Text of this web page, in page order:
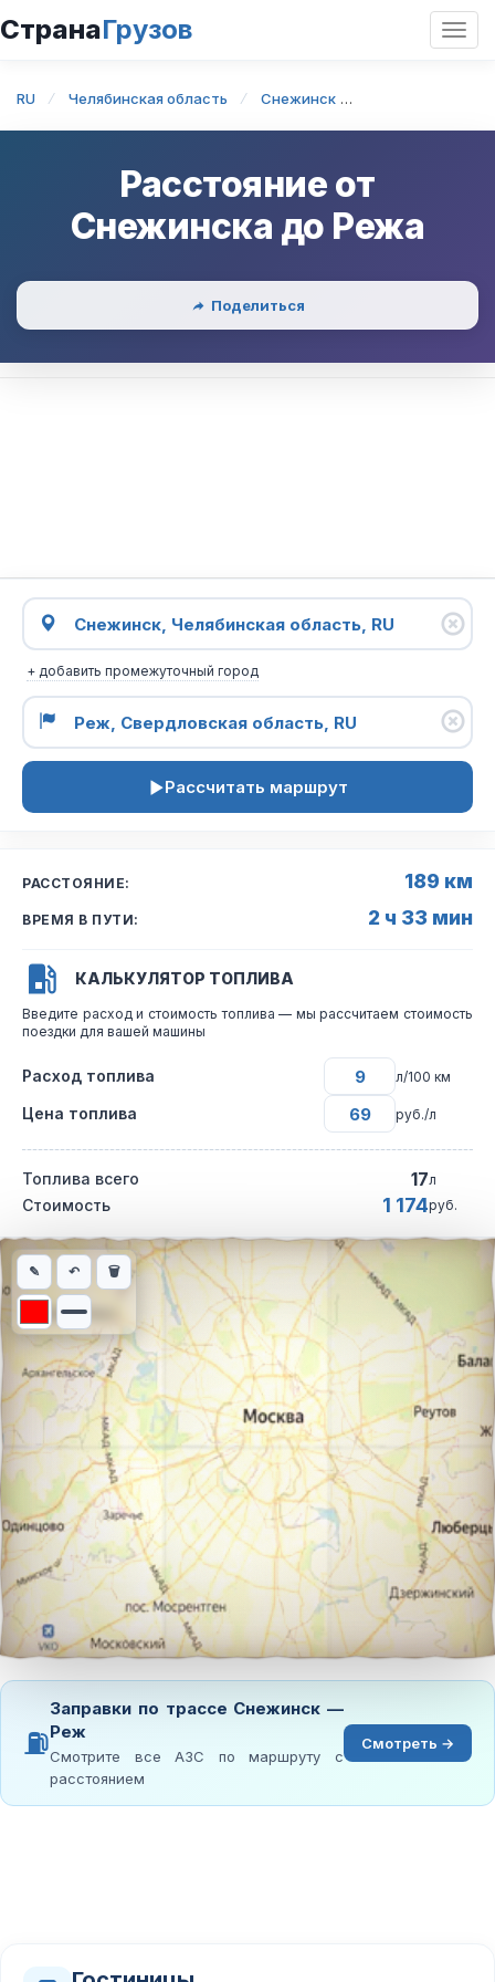
СтранаГрузов
RU Челябинская область Снежинск
Расстояние от
Снежинска до Режа
Поделиться
+ добавить промежуточный город
Рассчитать маршрут
РАССТОЯНИЕ: 189 км
ВРЕМЯ В ПУТИ: 2 ч 33 мин
КАЛЬКУЛЯТОР ТОПЛИВА
Введите расход и стоимость топлива — мы рассчитаем стоимость
поездки для вашей машины
Расход топлива л/100 км
Цена топлива руб./л
Топлива всего 17л
Стоимость 1 174руб.
Интерактивная карта автомобильного маршрута из города
✎ ↶ 🗑
⛽
Заправки по трассе Снежинск —
Реж
Смотрите все АЗС по маршруту с
расстоянием
Смотреть →